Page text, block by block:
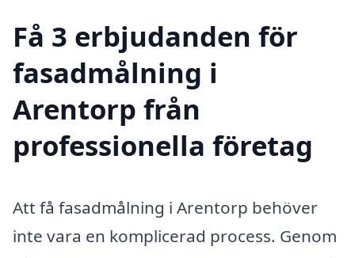
Få 3 erbjudanden för
fasadmålning i
Arentorp från
professionella företag
Att få fasadmålning i Arentorp behöver
inte vara en komplicerad process. Genom